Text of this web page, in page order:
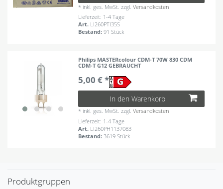
* inkl. ges. MwSt. zzgl.Versandkosten
Lieferzeit: 1-4 Tage
Art. LI260PTI35S
Bestand:91 Stück
Philips MASTERcolour CDM-T 70W 830 CDM
CDM-T G12 GEBRAUCHT
5,00 € *
In den Warenkorb
* inkl. ges. MwSt. zzgl.Versandkosten
Lieferzeit: 1-4 Tage
Art. LI260PH1137083
Bestand:3619 Stück
Produktgruppen